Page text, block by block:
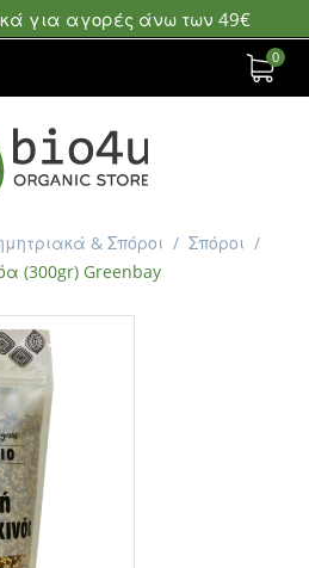
για αγορές άνω των 49€
0
& Σπόροι / Σπόροι /
(300gr) Greenbay